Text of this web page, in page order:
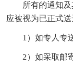
所有的通知
应被视为已正式送
1）如专人专
2）如采取邮